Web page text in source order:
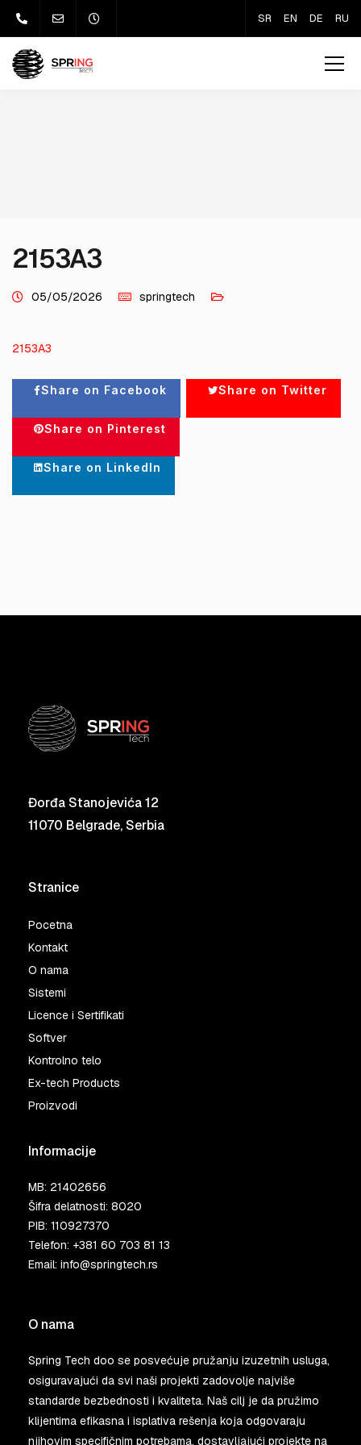
SR EN DE RU
2153A3
05/05/2026 springtech
2153A3
Share on Facebook Share on Twitter
Share on Pinterest
Share on LinkedIn
Đorđa Stanojevića 12
11070 Belgrade, Serbia
Stranice
Pocetna
Kontakt
O nama
Sistemi
Licence i Sertifikati
Softver
Kontrolno telo
Ex-tech Products
Proizvodi
Informacije
MB: 21402656
Šifra delatnosti: 8020
PIB: 110927370
Telefon: +381 60 703 81 13
Email: info@springtech.rs
O nama
Spring Tech doo se posvećuje pružanju izuzetnih usluga,
osiguravajući da svi naši projekti zadovolje najviše
standarde bezbednosti i kvaliteta. Naš cilj je da pružimo
klijentima efikasna i isplativa rešenja koja odgovaraju
njihovim specifičnim potrebama, dostavljajući projekte na